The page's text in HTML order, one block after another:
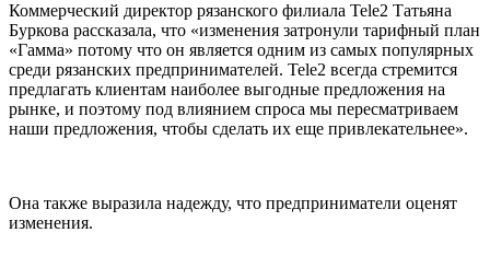
Коммерческий директор рязанского филиала Tele2 Татьяна
Буркова рассказала, что «изменения затронули тарифный план
«Гамма» потому что он является одним из самых популярных
среди рязанских предпринимателей. Tele2 всегда стремится
предлагать клиентам наиболее выгодные предложения на
рынке, и поэтому под влиянием спроса мы пересматриваем
наши предложения, чтобы сделать их еще привлекательнее».
Она также выразила надежду, что предприниматели оценят
изменения.